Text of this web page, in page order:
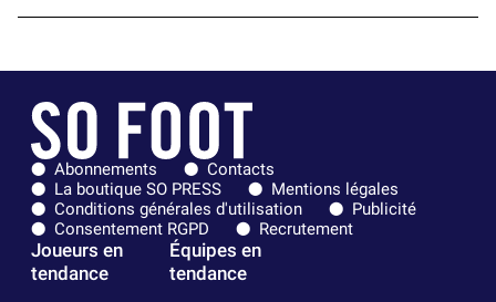
Abonnements
Contacts
La boutique SO PRESS
Mentions légales
Conditions générales d'utilisation
Publicité
Consentement RGPD
Recrutement
Joueurs en
tendance
Équipes en
tendance